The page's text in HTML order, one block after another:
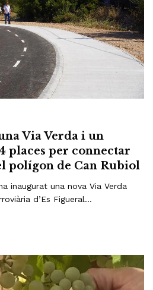
Via Verda i un
places per connectar
polígon de Can Rubiol
inaugurat una nova Via Verda
d’Es Figueral…